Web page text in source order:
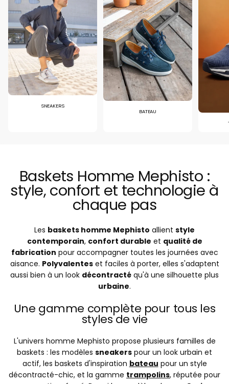
SNEAKERS
BATEAU
Baskets Homme Mephisto :
style, confort et technologie à
chaque pas
Les baskets homme Mephisto allient style
contemporain, confort durable et qualité de
fabrication pour accompagner toutes les journées avec
aisance. Polyvalenteset faciles à porter, elles s'adaptent
aussi bien à un look décontracté qu'à une silhouette plus
urbaine.
Une gamme complète pour tous les
styles de vie
L'univers homme Mephisto propose plusieurs familles de
baskets : les modèles sneakers pour un look urbain et
actif, les baskets d'inspiration bateau pour un style
décontracté-chic, et la gamme trampolins, réputée pour